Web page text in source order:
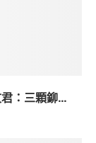
：三顆鉚...